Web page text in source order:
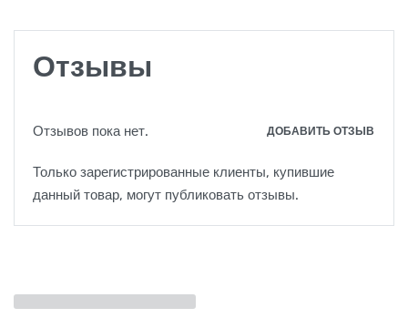
Отзывы
Отзывов пока нет. ДОБАВИТЬ ОТЗЫВ
Только зарегистрированные клиенты, купившие
данный товар, могут публиковать отзывы.